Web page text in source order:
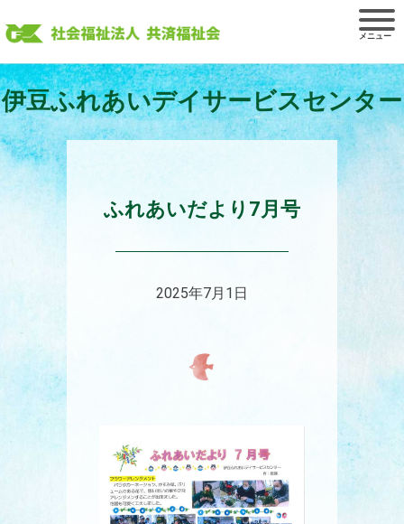
to
content
伊豆ふれあいデイサービスセンター
ふれあいだより7月号
2025年7月1日